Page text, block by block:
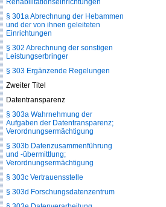
Rehabilitationseinrichtungen
§ 301a Abrechnung der Hebammen
und der von ihnen geleiteten
Einrichtungen
§ 302 Abrechnung der sonstigen
Leistungserbringer
§ 303 Ergänzende Regelungen
Zweiter Titel
Datentransparenz
§ 303a Wahrnehmung der
Aufgaben der Datentransparenz;
Verordnungsermächtigung
§ 303b Datenzusammenführung
und -übermittlung;
Verordnungsermächtigung
§ 303c Vertrauensstelle
§ 303d Forschungsdatenzentrum